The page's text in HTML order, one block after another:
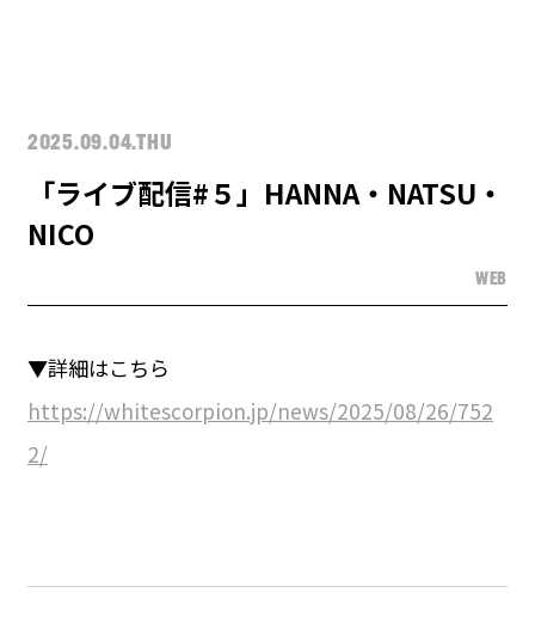
2025.09.04.THU
「ライブ配信#５」HANNA・NATSU・
NICO
WEB
▼詳細はこちら
https://whitescorpion.jp/news/2025/08/26/752
2/